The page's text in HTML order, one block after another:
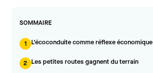
SOMMAIRE
1 L’écoconduite comme réflexe économique
2 Les petites routes gagnent du terrain